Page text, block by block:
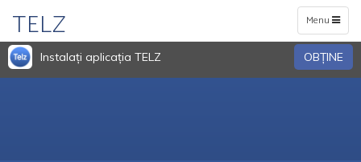
Toggle
navigation
Menu
TELZ
Instalați aplicația TELZ OBŢINE